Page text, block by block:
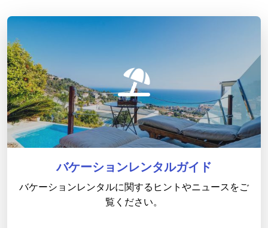
バケーションレンタルガイド
バケーションレンタルに関するヒントやニュースをご
覧ください。